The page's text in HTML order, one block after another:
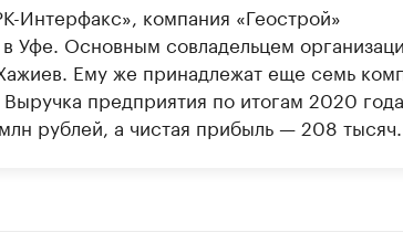
Интерфакс», компания «Геострой»
Уфе. Основным совладельцем
Ему же принадлежат еще семь
предприятия по итогам 2020 года
рублей, а чистая прибыль — 208 тысяч.